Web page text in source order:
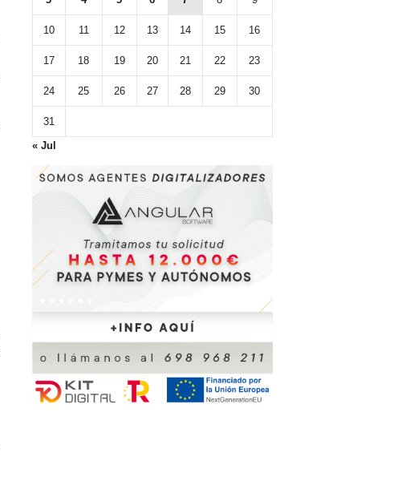
10 11 12 13 14 15 16
17 18 19 20 21 22 23
24 25 26 27 28 29 30
31
« Jul